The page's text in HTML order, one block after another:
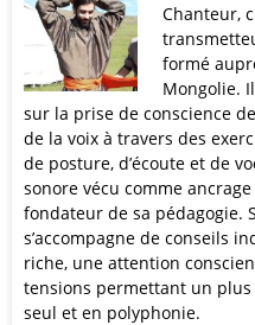
Chanteur,
formé
Mongolie.
sur la prise de conscience
de la voix à travers des
de posture, d’écoute et de
sonore vécu comme
fondateur de sa pédagogie.
s’accompagne de conseils
riche, une attention
tensions permettant un
seul et en polyphonie.